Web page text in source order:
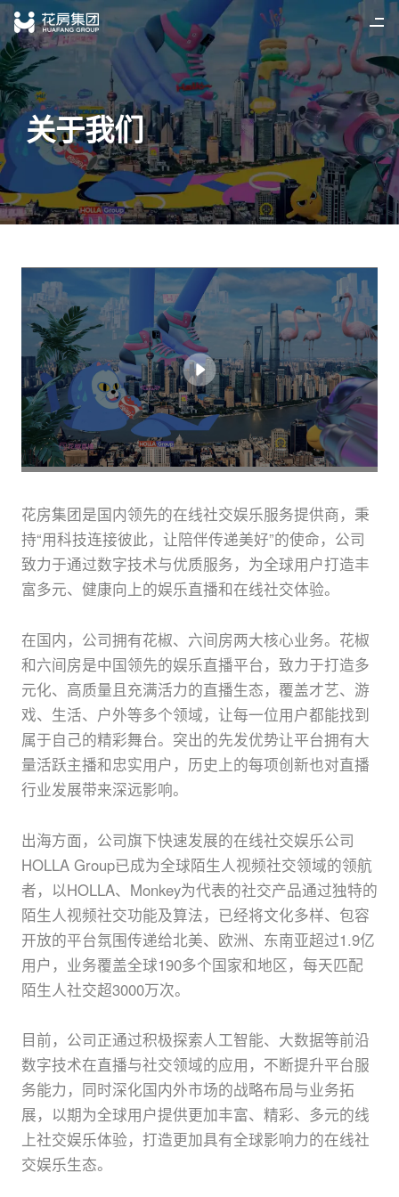
新闻中心
相关业务
加入我们
投资者关系
关于花房
繁
关于我们
花房集团是国内领先的在线社交娱乐服务提供商，秉
持“用科技连接彼此，让陪伴传递美好”的使命，公司
致力于通过数字技术与优质服务，为全球用户打造丰
富多元、健康向上的娱乐直播和在线社交体验。
在国内，公司拥有花椒、六间房两大核心业务。花椒
和六间房是中国领先的娱乐直播平台，致力于打造多
元化、高质量且充满活力的直播生态，覆盖才艺、游
戏、生活、户外等多个领域，让每一位用户都能找到
属于自己的精彩舞台。突出的先发优势让平台拥有大
量活跃主播和忠实用户，历史上的每项创新也对直播
行业发展带来深远影响。
出海方面，公司旗下快速发展的在线社交娱乐公司
HOLLA Group已成为全球陌生人视频社交领域的领航
者，以HOLLA、Monkey为代表的社交产品通过独特的
陌生人视频社交功能及算法，已经将文化多样、包容
开放的平台氛围传递给北美、欧洲、东南亚超过1.9亿
用户，业务覆盖全球190多个国家和地区，每天匹配
陌生人社交超3000万次。
目前，公司正通过积极探索人工智能、大数据等前沿
数字技术在直播与社交领域的应用，不断提升平台服
务能力，同时深化国内外市场的战略布局与业务拓
展，以期为全球用户提供更加丰富、精彩、多元的线
上社交娱乐体验，打造更加具有全球影响力的在线社
交娱乐生态。